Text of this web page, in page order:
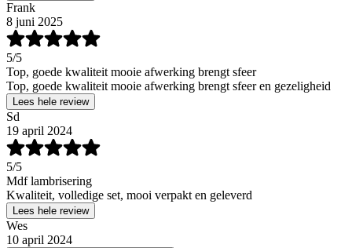
Frank
8 juni 2025
5/5
Top, goede kwaliteit mooie afwerking brengt sfeer
Top, goede kwaliteit mooie afwerking brengt sfeer en gezeligheid
Lees hele review
Sd
19 april 2024
5/5
Mdf lambrisering
Kwaliteit, volledige set, mooi verpakt en geleverd
Lees hele review
Wes
10 april 2024